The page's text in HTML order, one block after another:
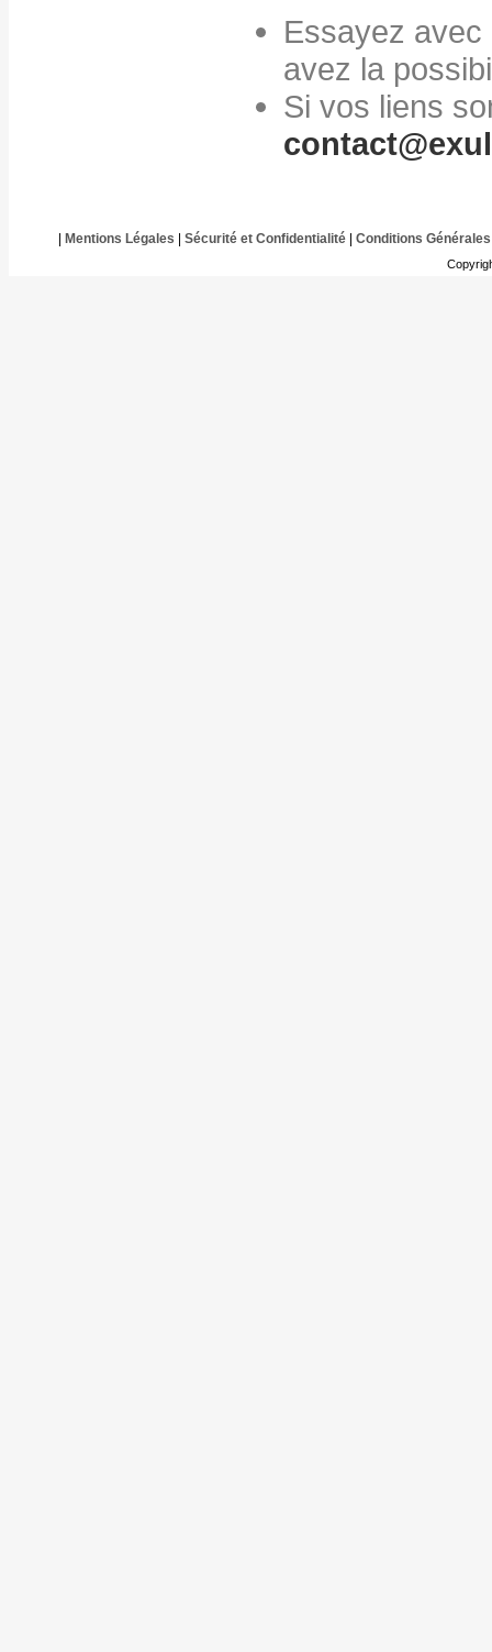
Essayez
avez la
Si vos liens
Mentions Légales Sécurité et Confidentialité| Conditions Générales